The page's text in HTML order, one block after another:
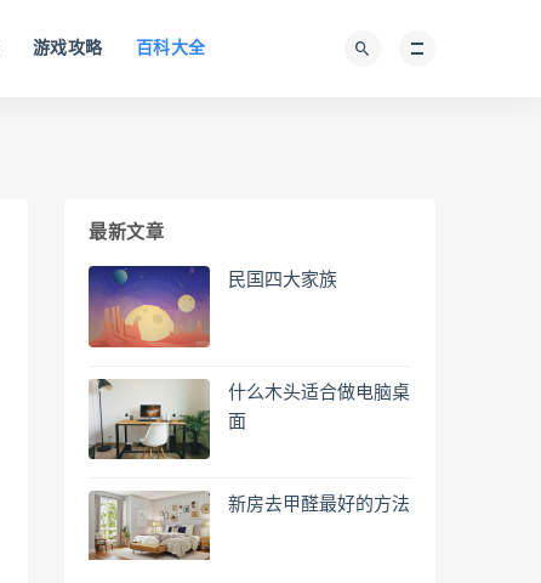
游戏攻略 百科大全
最新文章
民国四大家族
什么木头适合做电脑桌
面
新房去甲醛最好的方法